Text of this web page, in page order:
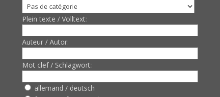
Plein texte / Volltext:
Auteur / Autor:
Mot clef / Schlagwort:
allemand / deutsch